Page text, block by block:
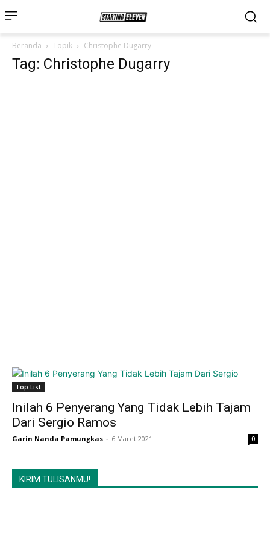
Beranda Topik Christophe Dugarry
Tag: Christophe Dugarry
Top List
Inilah 6 Penyerang Yang Tidak Lebih Tajam
Dari Sergio Ramos
Garin Nanda Pamungkas - 6 Maret 2021 0
KIRIM TULISANMU!